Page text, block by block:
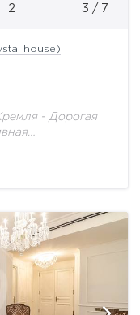
2 3 / 7
house)
- Дорогая
дома